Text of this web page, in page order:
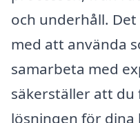
och underhåll.
med att använda
samarbeta med
säkerställer att du
lösningen för dina